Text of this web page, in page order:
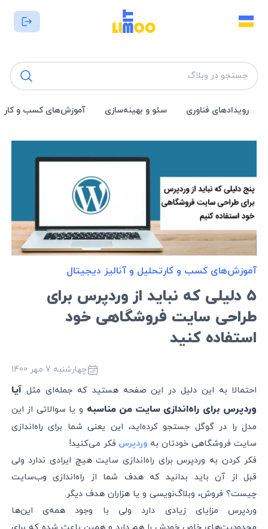
رویداد‌های فناوری سئو و بهینه‌سازی آموزش‌های کسب و کار
آموزش‌های کسب و کارتحلیل و آنالیز دیجیتال
۵ دلیلی که نباید از وردپرس برای
طراحی سایت فروشگاهی خود
استفاده کنید
چهارشنبه 7 مهر 1400
احتمالا به این دلیل در این صفحه هستید که جمله‌ای مثلآیا
وردپرس برای راه‌اندازی سایت من مناسبه و یا سوالاتی از این
مدل را در گوگل جستجو کرده‌اید، این یعنی شما برای راه‌اندازی
سایت فروشگاهی خودتان به وردپرس فکر می‌کنید!
فکر کردن به وردپرس برای راه‌اندازی سایت هیچ ایرادی ندارد ولی
قبل از آن باید بدانید که هدف شما از راه‌اندازی وب‌سایت
چیست؟ فروش، وبلاگ‌نویسی و یا هزاران هدف دیگر.
وردپرس مزایای زیادی دارد ولی با وجود همه‌ی این‌ها